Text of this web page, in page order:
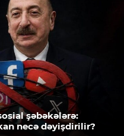
şəbəkələrə:
necə dəyişdirilir?